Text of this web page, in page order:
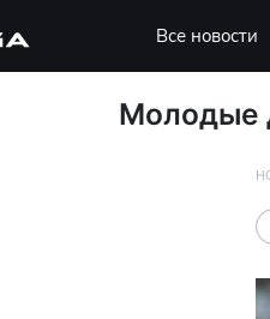
Все новости
Молодые